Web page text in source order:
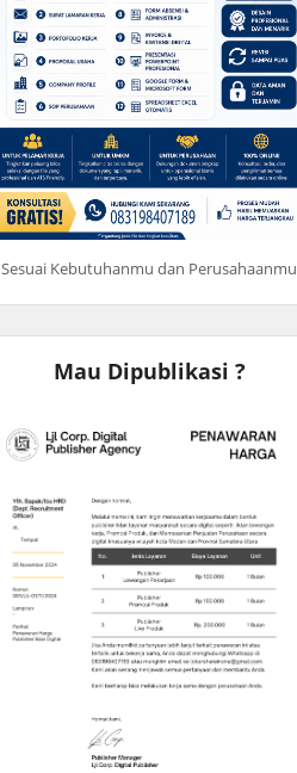
Sesuai Kebutuhanmu dan Perusahaanmu
Mau Dipublikasi ?